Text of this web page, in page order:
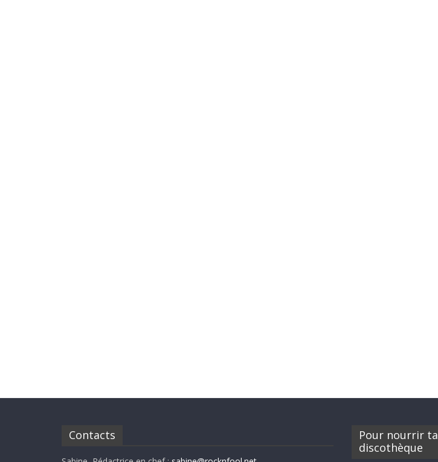
Contacts
Pour nourrir ta
discothèque